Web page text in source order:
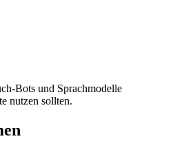
Bots und Sprachmodelle
nutzen sollten.